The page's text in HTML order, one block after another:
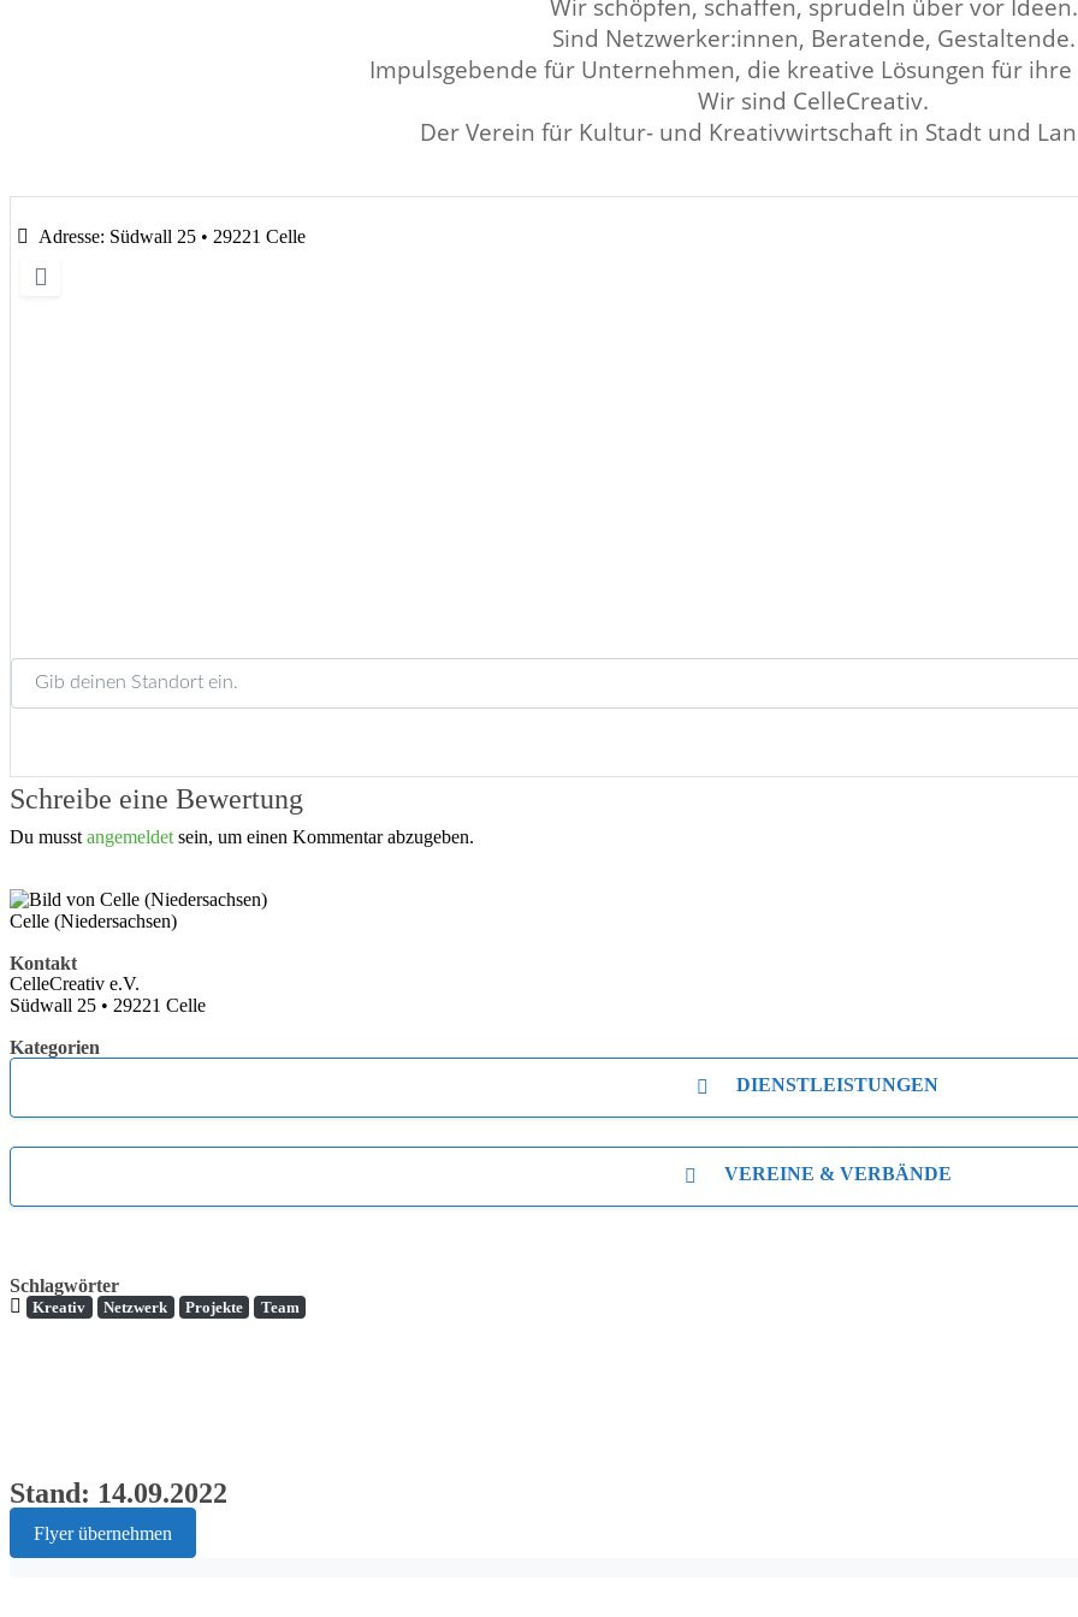
Wir schöpfen, schaffen, sprudeln über vor Ideen.
Sind Netzwerker:innen, Beratende, Gestaltende.
Impulsgebende für Unternehmen, die kreative Lösungen für ihre
Wir sind CelleCreativ.
Der Verein für Kultur- und Kreativwirtschaft in Stadt und
Adresse: Südwall 25 • 29221 Celle
Gib deinen Standort ein.
Schreibe eine Bewertung
Du musst angemeldet sein, um einen Kommentar abzugeben.
Celle (Niedersachsen)
Kontakt
CelleCreativ e.V.
Südwall 25 • 29221 Celle
Kategorien
DIENSTLEISTUNGEN
VEREINE & VERBÄNDE
Schlagwörter
Kreativ Netzwerk Projekte Team
Stand: 14.09.2022
Flyer übernehmen